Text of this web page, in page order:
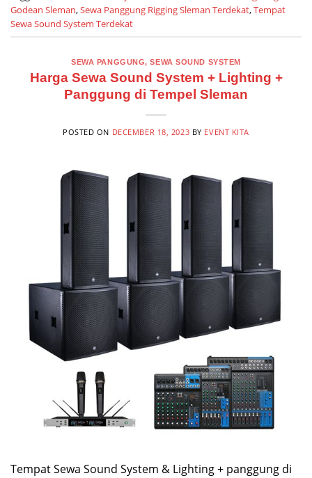
Godean Sleman,Sewa Panggung Rigging Sleman Terdekat,Tempat
Sewa Sound System Terdekat
SEWA PANGGUNG,SEWA SOUND SYSTEM
Harga Sewa Sound System + Lighting +
Panggung di Tempel Sleman
POSTED ON DECEMBER 18, 2023 BY EVENT KITA
Tempat Sewa Sound System & Lighting + panggung di